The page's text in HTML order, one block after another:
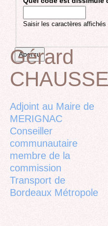
Saisir les caractères affichés
Back
to
Gérard
Adjoint au Maire de
MERIGNAC
Conseiller
communautaire
membre de la
commission
Transport de
Bordeaux Métropole